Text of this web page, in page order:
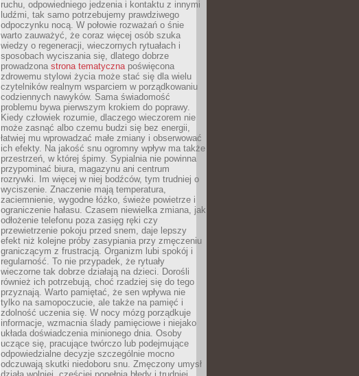
ruchu, odpowiedniego jedzenia i kontaktu z innymi
ludźmi, tak samo potrzebujemy prawdziwego
odpoczynku nocą. W połowie rozważań o śnie
warto zauważyć, że coraz więcej osób szuka
wiedzy o regeneracji, wieczornych rytuałach i
sposobach wyciszania się, dlatego dobrze
prowadzona strona tematycznapoświęcona
zdrowemu stylowi życia może stać się dla wielu
czytelników realnym wsparciem w porządkowaniu
codziennych nawyków. Sama świadomość
problemu bywa pierwszym krokiem do poprawy.
Kiedy człowiek rozumie, dlaczego wieczorem nie
może zasnąć albo czemu budzi się bez energii,
łatwiej mu wprowadzać małe zmiany i obserwować
ich efekty. Na jakość snu ogromny wpływ ma także
przestrzeń, w której śpimy. Sypialnia nie powinna
przypominać biura, magazynu ani centrum
rozrywki. Im więcej w niej bodźców, tym trudniej o
wyciszenie. Znaczenie mają temperatura,
zaciemnienie, wygodne łóżko, świeże powietrze i
ograniczenie hałasu. Czasem niewielka zmiana, jak
odłożenie telefonu poza zasięg ręki czy
przewietrzenie pokoju przed snem, daje lepszy
efekt niż kolejne próby zasypiania przy zmęczeniu
graniczącym z frustracją. Organizm lubi spokój i
regularność. To nie przypadek, że rytuały
wieczorne tak dobrze działają na dzieci. Dorośli
również ich potrzebują, choć rzadziej się do tego
przyznają. Warto pamiętać, że sen wpływa nie
tylko na samopoczucie, ale także na pamięć i
zdolność uczenia się. W nocy mózg porządkuje
informacje, wzmacnia ślady pamięciowe i niejako
układa doświadczenia minionego dnia. Osoby
uczące się, pracujące twórczo lub podejmujące
odpowiedzialne decyzje szczególnie mocno
odczuwają skutki niedoboru snu. Zmęczony umysł